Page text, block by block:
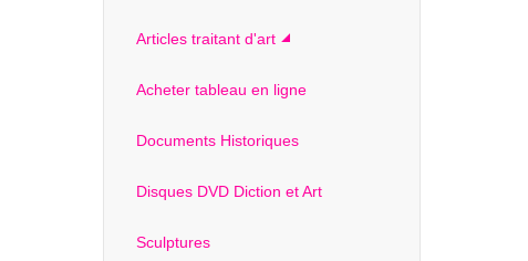
Articles traitant d'art
Acheter tableau en ligne
Documents Historiques
Disques DVD Diction et Art
Sculptures